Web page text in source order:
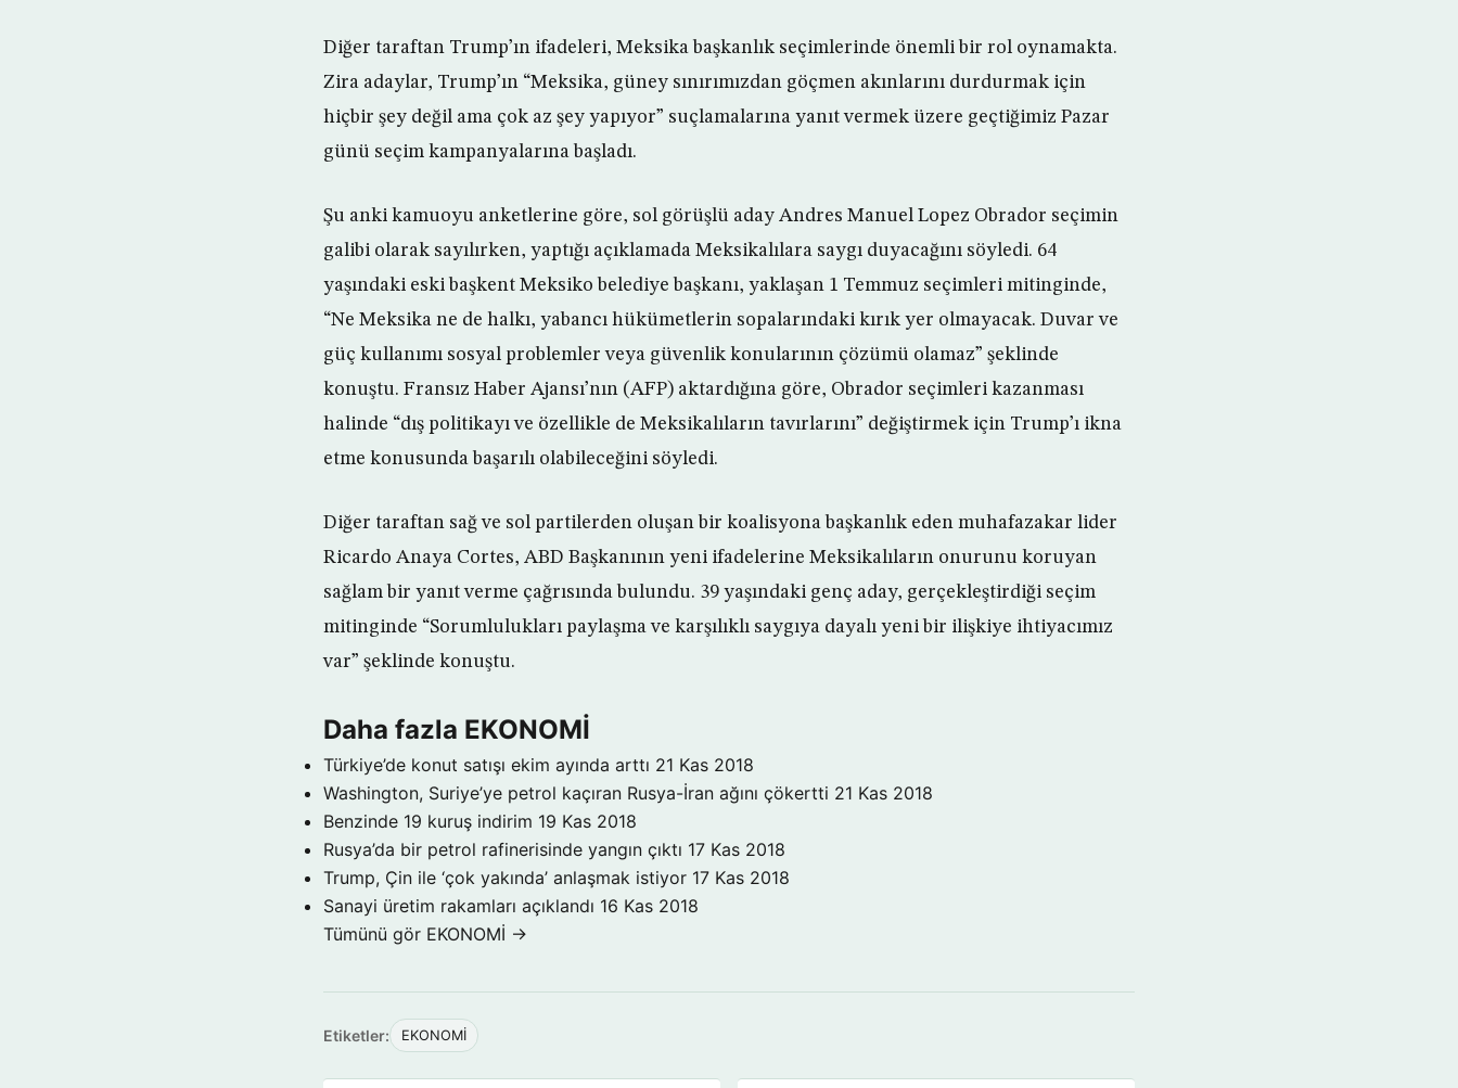
Diğer taraftan Trump’ın ifadeleri, Meksika başkanlık seçimlerinde önemli bir rol oynamakta.
Zira adaylar, Trump’ın “Meksika, güney sınırımızdan göçmen akınlarını durdurmak için
hiçbir şey değil ama çok az şey yapıyor” suçlamalarına yanıt vermek üzere geçtiğimiz Pazar
günü seçim kampanyalarına başladı.
Şu anki kamuoyu anketlerine göre, sol görüşlü aday Andres Manuel Lopez Obrador seçimin
galibi olarak sayılırken, yaptığı açıklamada Meksikalılara saygı duyacağını söyledi. 64
yaşındaki eski başkent Meksiko belediye başkanı, yaklaşan 1 Temmuz seçimleri mitinginde,
“Ne Meksika ne de halkı, yabancı hükümetlerin sopalarındaki kırık yer olmayacak. Duvar ve
güç kullanımı sosyal problemler veya güvenlik konularının çözümü olamaz” şeklinde
konuştu. Fransız Haber Ajansı’nın (AFP) aktardığına göre, Obrador seçimleri kazanması
halinde “dış politikayı ve özellikle de Meksikalıların tavırlarını” değiştirmek için Trump’ı ikna
etme konusunda başarılı olabileceğini söyledi.
Diğer taraftan sağ ve sol partilerden oluşan bir koalisyona başkanlık eden muhafazakar lider
Ricardo Anaya Cortes, ABD Başkanının yeni ifadelerine Meksikalıların onurunu koruyan
sağlam bir yanıt verme çağrısında bulundu. 39 yaşındaki genç aday, gerçekleştirdiği seçim
mitinginde “Sorumlulukları paylaşma ve karşılıklı saygıya dayalı yeni bir ilişkiye ihtiyacımız
var” şeklinde konuştu.
Daha fazla EKONOMİ
Türkiye’de konut satışı ekim ayında arttı 21 Kas 2018
Washington, Suriye’ye petrol kaçıran Rusya-İran ağını çökertti 21 Kas 2018
Benzinde 19 kuruş indirim 19 Kas 2018
Rusya’da bir petrol rafinerisinde yangın çıktı 17 Kas 2018
Trump, Çin ile ‘çok yakında’ anlaşmak istiyor 17 Kas 2018
Sanayi üretim rakamları açıklandı 16 Kas 2018
Tümünü gör EKONOMİ →
Etiketler: EKONOMİ